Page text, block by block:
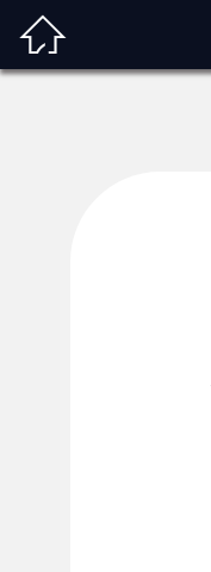
